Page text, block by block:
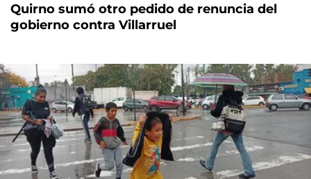
Quirno sumó otro pedido de renuncia del
gobierno contra Villarruel